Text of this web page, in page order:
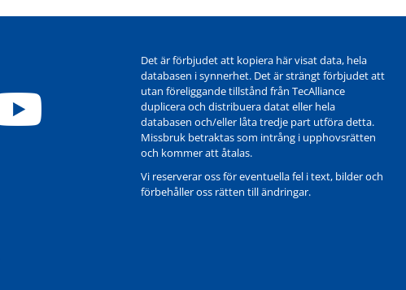
Det är förbjudet att kopiera här visat data, hela
databasen i synnerhet. Det är strängt förbjudet att
utan föreliggande tillstånd från TecAlliance
duplicera och distribuera datat eller hela
databasen och/eller låta tredje part utföra detta.
Missbruk betraktas som intrång i upphovsrätten
och kommer att åtalas.
Vi reserverar oss för eventuella fel i text, bilder och
förbehåller oss rätten till ändringar.